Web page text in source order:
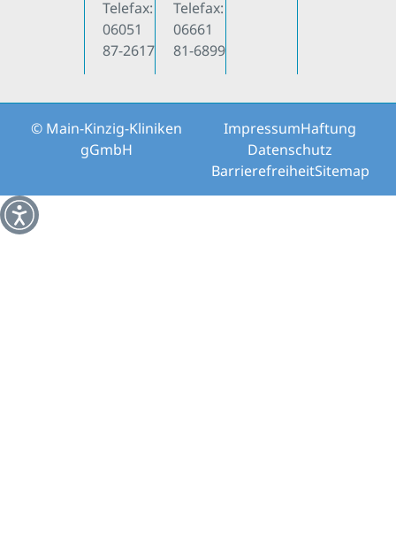
Telefax:
06051
87-2617
Telefax:
06661
81-6899
© Main-Kinzig-Kliniken
gGmbH
ImpressumHaftung
Datenschutz
BarrierefreiheitSitemap
Weitere Informationen über den gesperrten Inhalt.